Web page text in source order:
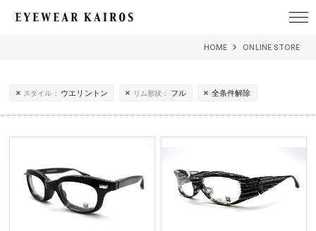
HOME ONLINE STORE
スタイル： ウエリントン リム形状： フル 全条件解除